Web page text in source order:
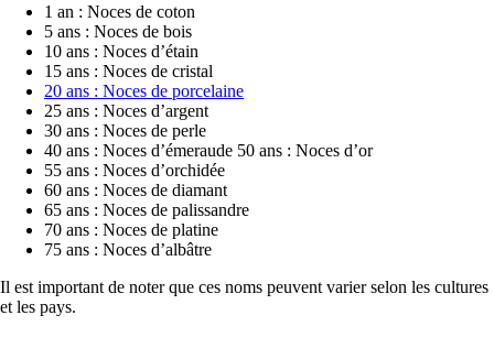
1 an : Noces de coton
5 ans : Noces de bois
10 ans : Noces d’étain
15 ans : Noces de cristal
20 ans : Noces de porcelaine
25 ans : Noces d’argent
30 ans : Noces de perle
40 ans : Noces d’émeraude 50 ans : Noces d’or
55 ans : Noces d’orchidée
60 ans : Noces de diamant
65 ans : Noces de palissandre
70 ans : Noces de platine
75 ans : Noces d’albâtre
Il est important de noter que ces noms peuvent varier selon les cultures
et les pays.